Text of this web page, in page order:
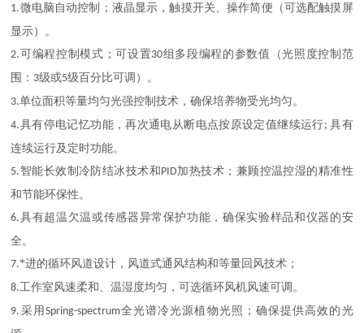
1.微电脑自动控制；液晶显示，触摸开关、操作简便（可选配触摸屏
显示）。
2.可编程控制模式；可设置30组多段编程的参数值（光照度控制范
围： 3级或5级百分比可调）。
3.单位面积等量均匀光强控制技术，确保培养物受光均匀。
4.具有停电记忆功能，再次通电从断电点按原设定值继续运行;具有
连续运行及定时功能。
5. 智能长效制冷防结冰技术和PID加热技术；兼顾控温控湿的精准性
和节能环保性。
6.具有超温欠温或传感器异常保护功能，确保实验样品和仪器的安
全。
7.*进的循环风道设计，风道式通风结构和等量回风技术；
8.工作室风速柔和、温湿度均匀，可选循环风机风速可调。
9. 采用 Spring-spectrum全光谱冷光源植物光照；确保提供高效的光